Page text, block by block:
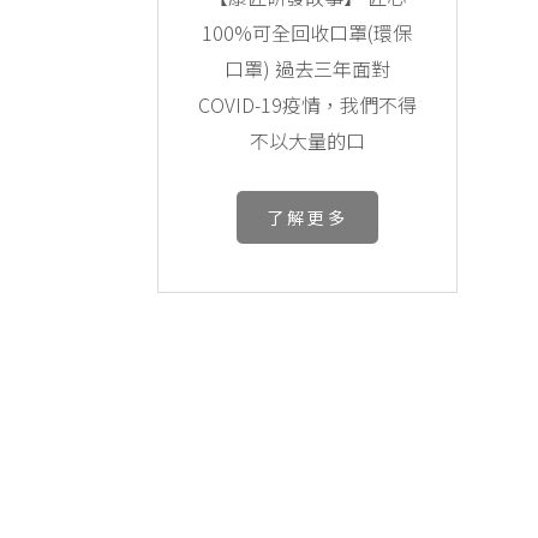
100%可全回收口罩(環保
口罩) 過去三年面對
COVID-19疫情，我們不得
不以大量的口
了解更多